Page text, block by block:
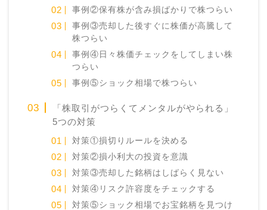
事例②保有株が含み損ばかりで株つらい
事例③売却した後すぐに株価が高騰して
株つらい
事例④日々株価チェックをしてしまい株
つらい
事例⑤ショック相場で株つらい
「株取引がつらくてメンタルがやられる」
5つの対策
対策①損切りルールを決める
対策②損小利大の投資を意識
対策③売却した銘柄はしばらく見ない
対策④リスク許容度をチェックする
対策⑤ショック相場でお宝銘柄を見つけ